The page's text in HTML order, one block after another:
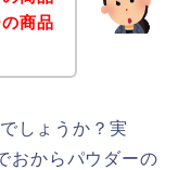
商品
しょうか？実
おからパウダーの